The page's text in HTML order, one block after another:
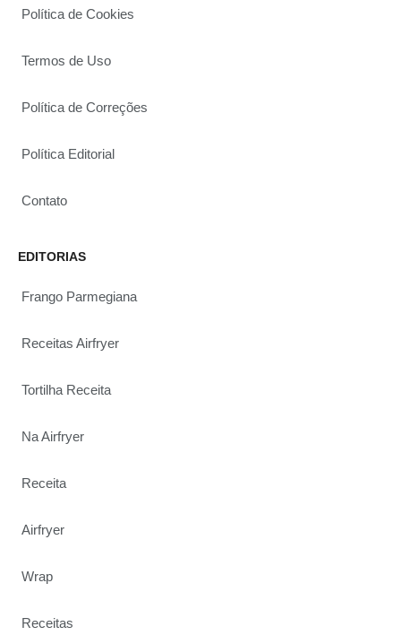
Política de Cookies
Termos de Uso
Política de Correções
Política Editorial
Contato
EDITORIAS
Frango Parmegiana
Receitas Airfryer
Tortilha Receita
Na Airfryer
Receita
Airfryer
Wrap
Receitas